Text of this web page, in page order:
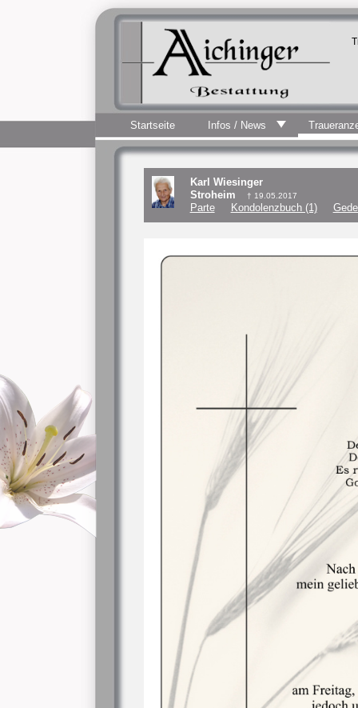
Startseite Infos / News
Karl Wiesinger
Stroheim
† 19.05.2017
Parte Kondolenzbuch (1)